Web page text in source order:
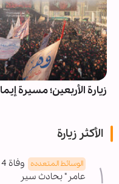
زيارة الأربعين؛ مسيرة
الأكثر زيارة
الوسائط المتعدده
عامر" بحادث سير